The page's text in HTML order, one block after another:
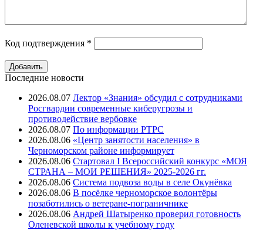
Код подтверждения *
Последние новости
2026.08.07 Лектор «Знания» обсудил с сотрудниками
Росгвардии современные киберугрозы и
противодействие вербовке
2026.08.07 ⁠По информации РТРС
2026.08.06 «Центр занятости населения» в
Черноморском районе информирует
2026.08.06 Стартовал I Всероссийский конкурс «МОЯ
СТРАНА – МОИ РЕШЕНИЯ» 2025-2026 гг.
2026.08.06 Система подвоза воды в селе Окунёвка
2026.08.06 В посёлке черноморское волонтёры
позаботились о ветеране-пограничнике
2026.08.06 Андрей Шатыренко проверил готовность
Оленевской школы к учебному году